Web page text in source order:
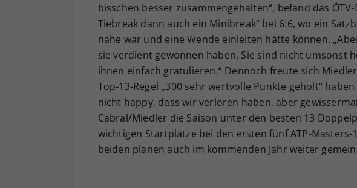
bisschen besser zusammengehalten“, befand das
Tiebreak dann auch ein Minibreak“ bei 6:6, wo ein
nahe war und eine Wende einleiten hätte können.
sie verdient gewonnen haben. Sie sind nicht umsonst
ihnen einfach gratulieren.“ Dennoch freute sich
Top-13-Regel „300 sehr wertvolle Punkte geholt“
nicht happy, dass wir verloren haben, aber
Cabral/Miedler die Saison unter den besten 13
wichtigen Startplätze bei den ersten fünf ATP-Masters-
beiden planen auch im kommenden Jahr weiter